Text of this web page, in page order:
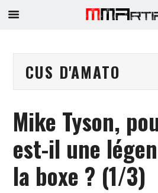
CUS D'AMATO
Mike Tyson,
est-il une
la boxe ? (1/3)